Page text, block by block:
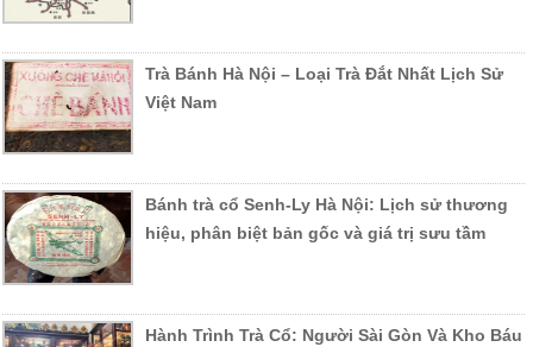
Trà Bánh Hà Nội – Loại Trà Đắt Nhất Lịch Sử
Việt Nam
Bánh trà cổ Senh-Ly Hà Nội: Lịch sử thương
hiệu, phân biệt bản gốc và giá trị sưu tầm
Hành Trình Trà Cổ: Người Sài Gòn Và Kho Báu